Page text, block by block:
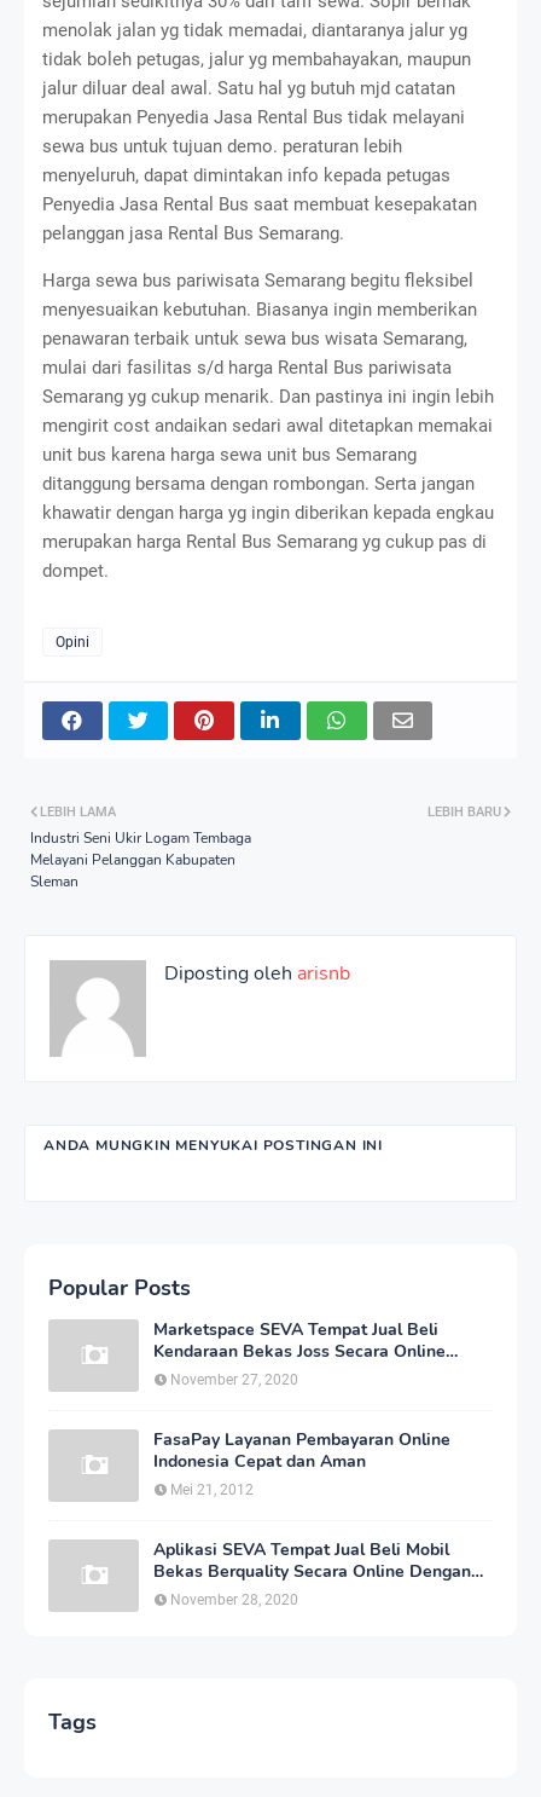
menolak jalan yg tidak memadai, diantaranya jalur yg
tidak boleh petugas, jalur yg membahayakan, maupun
jalur diluar deal awal. Satu hal yg butuh mjd catatan
merupakan Penyedia Jasa Rental Bus tidak melayani
sewa bus untuk tujuan demo. peraturan lebih
menyeluruh, dapat dimintakan info kepada petugas
Penyedia Jasa Rental Bus saat membuat kesepakatan
pelanggan jasa Rental Bus Semarang.
Harga sewa bus pariwisata Semarang begitu fleksibel
menyesuaikan kebutuhan. Biasanya ingin memberikan
penawaran terbaik untuk sewa bus wisata Semarang,
mulai dari fasilitas s/d harga Rental Bus pariwisata
Semarang yg cukup menarik. Dan pastinya ini ingin lebih
mengirit cost andaikan sedari awal ditetapkan memakai
unit bus karena harga sewa unit bus Semarang
ditanggung bersama dengan rombongan. Serta jangan
khawatir dengan harga yg ingin diberikan kepada engkau
merupakan harga Rental Bus Semarang yg cukup pas di
dompet.
Opini
LEBIH BARU
LEBIH LAMA
Industri Seni Ukir Logam Tembaga
Melayani Pelanggan Kabupaten
Sleman
Diposting oleh arisnb
ANDA MUNGKIN MENYUKAI POSTINGAN INI
Popular Posts
Marketspace SEVA Tempat Jual Beli
Kendaraan Bekas Joss Secara Online
Dengan Harga Bersahabat
November 27, 2020
FasaPay Layanan Pembayaran Online
Indonesia Cepat dan Aman
Mei 21, 2012
Aplikasi SEVA Tempat Jual Beli Mobil
Bekas Berquality Secara Online Dengan
Harga yang Murah
November 28, 2020
Tags